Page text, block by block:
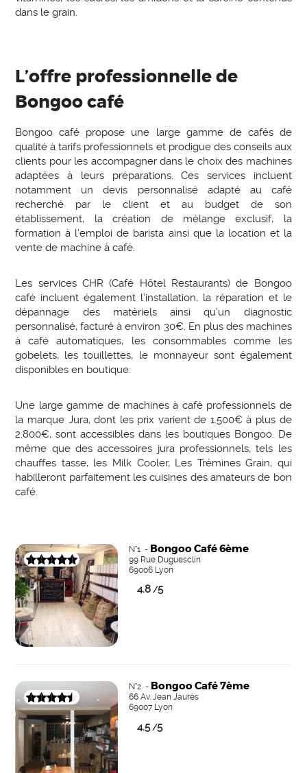
dans le grain.
L’offre professionnelle de
Bongoo café
Bongoo café propose une large gamme de cafés de
qualité à tarifs professionnels et prodigue des conseils aux
clients pour les accompagner dans le choix des machines
adaptées à leurs préparations. Ces services incluent
notamment un devis personnalisé adapté au café
recherché par le client et au budget de son
établissement, la création de mélange exclusif, la
formation à l’emploi de barista ainsi que la location et la
vente de machine à café.
Les services CHR (Café Hôtel Restaurants) de Bongoo
café incluent également l’installation, la réparation et le
dépannage des matériels ainsi qu’un diagnostic
personnalisé, facturé à environ 30€. En plus des machines
à café automatiques, les consommables comme les
gobelets, les touillettes, le monnayeur sont également
disponibles en boutique.
Une large gamme de machines à café professionnels de
la marque Jura, dont les prix varient de 1.500€ à plus de
2.800€, sont accessibles dans les boutiques Bongoo. De
même que des accessoires jura professionnels, tels les
chauffes tasse, les Milk Cooler, Les Trémines Grain, qui
habilleront parfaitement les cuisines des amateurs de bon
café.
N°1 - Bongoo Café 6ème
99 Rue Duguesclin
69006 Lyon
4.8 /5
N°2 - Bongoo Café 7ème
66 Av. Jean Jaurès
69007 Lyon
4.5/5